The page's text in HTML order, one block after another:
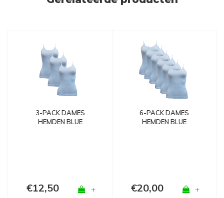
3-PACK DAMES
HEMDEN BLUE
€12,50 +
6-PACK DAMES
HEMDEN BLUE
€20,00 +